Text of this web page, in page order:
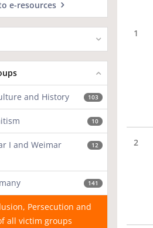
1
2
e-resources
and History 103
10
I and Weimar
12
141
Persecution and
all victim groups